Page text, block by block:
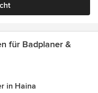
für Badplaner &
in Haina